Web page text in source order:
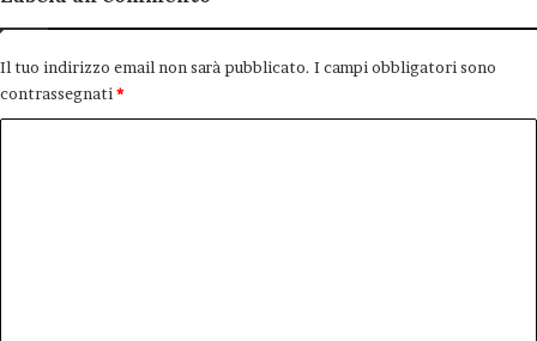
Il tuo indirizzo email non sarà pubblicato. I campi obbligatori sono
contrassegnati*